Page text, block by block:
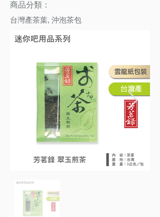
商品分類：
台灣產茶葉, 沖泡茶包